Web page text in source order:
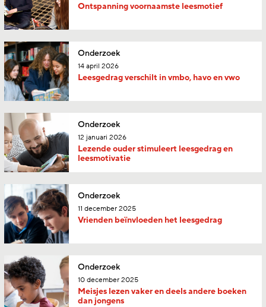
Ontspanning voornaamste leesmotief
Onderzoek
14 april 2026
Leesgedrag verschilt in vmbo, havo en vwo
Onderzoek
12 januari 2026
Lezende ouder stimuleert leesgedrag en
leesmotivatie
Onderzoek
11 december 2025
Vrienden beïnvloeden het leesgedrag
Onderzoek
10 december 2025
Meisjes lezen vaker en deels andere boeken
dan jongens